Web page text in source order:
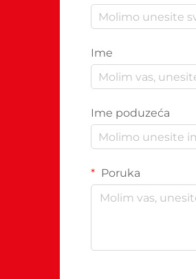
Ime
Ime poduzeća
Poruka